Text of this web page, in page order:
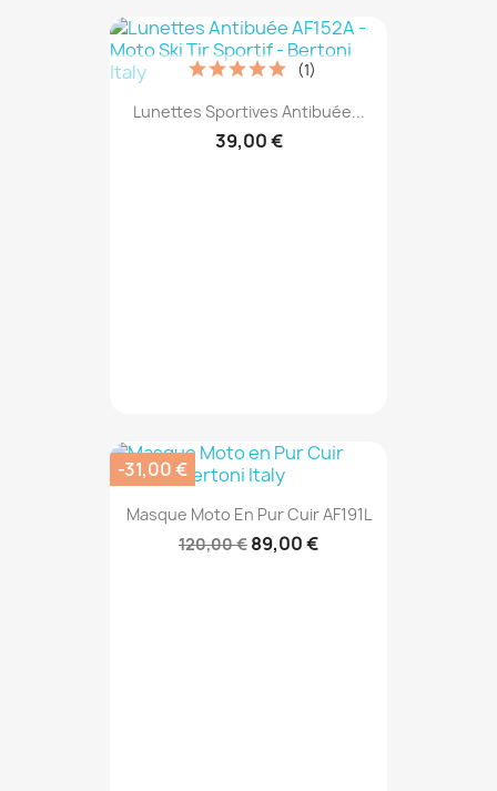
Lunettes Sportives Antibuée...
39,00 €
(1)
Masque Moto En Pur Cuir AF191L
120,00 € 89,00 €
-31,00 €